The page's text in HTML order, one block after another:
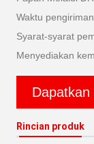
Waktu
Syarat-syarat
Menyediakan
Dapatkan
Rincian produk